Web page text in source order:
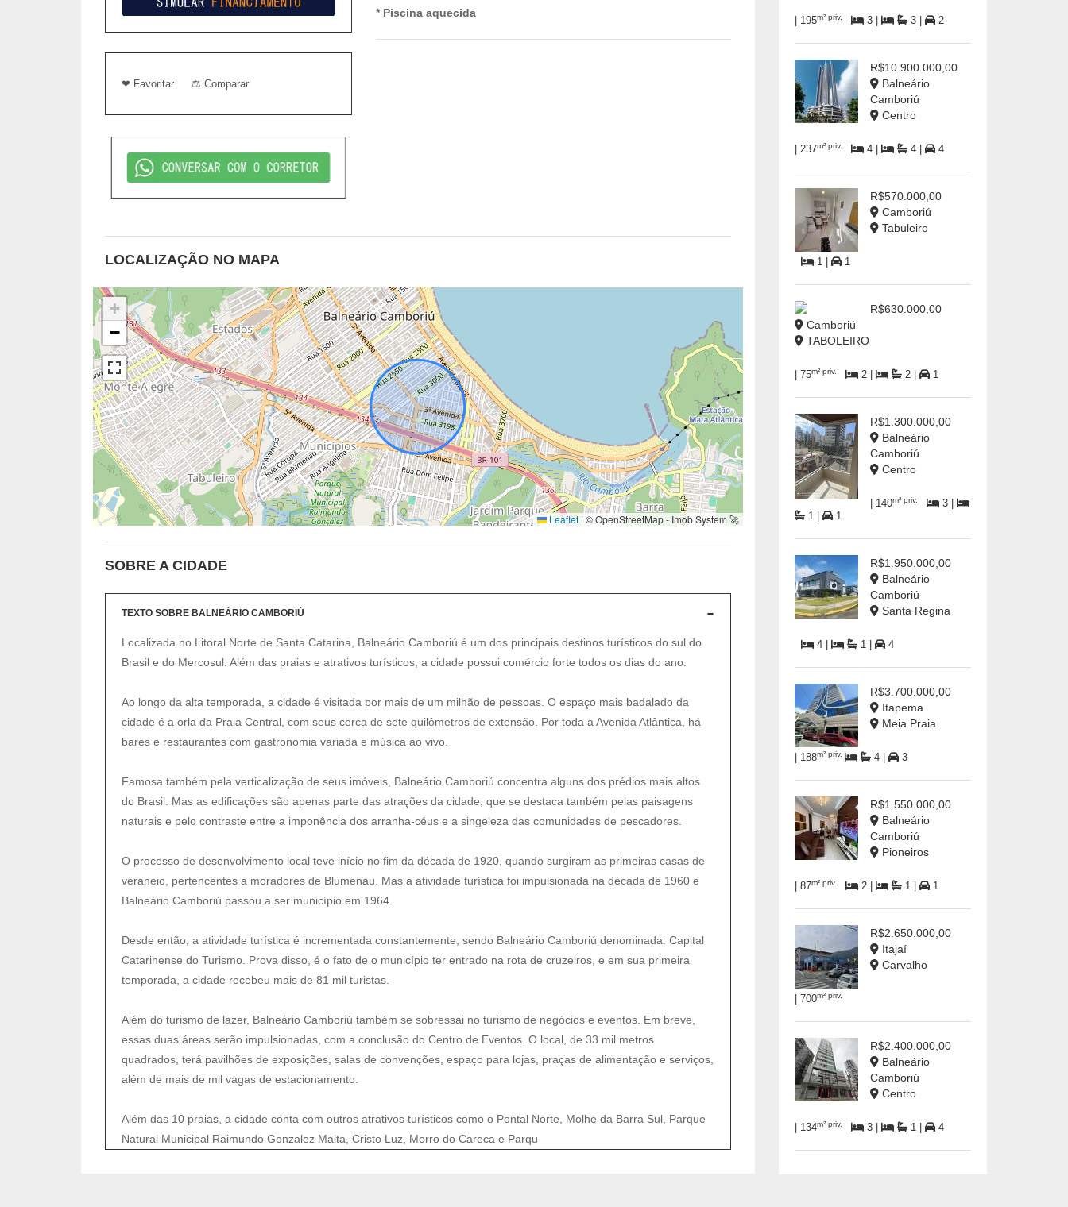
❤ Favoritar ⚖ Comparar
* Piscina aquecida
LOCALIZAÇÃO NO MAPA
+
−
Leaflet | © OpenStreetMap - Imob System 🚀
SOBRE A CIDADE
TEXTO SOBRE BALNEÁRIO CAMBORIÚ
Localizada no Litoral Norte de Santa Catarina, Balneário Camboriú é um dos principais destinos turísticos do sul do
Brasil e do Mercosul. Além das praias e atrativos turísticos, a cidade possui comércio forte todos os dias do ano.
Ao longo da alta temporada, a cidade é visitada por mais de um milhão de pessoas. O espaço mais badalado da
cidade é a orla da Praia Central, com seus cerca de sete quilômetros de extensão. Por toda a Avenida Atlântica, há
bares e restaurantes com gastronomia variada e música ao vivo.
Famosa também pela verticalização de seus imóveis, Balneário Camboriú concentra alguns dos prédios mais altos
do Brasil. Mas as edificações são apenas parte das atrações da cidade, que se destaca também pelas paisagens
naturais e pelo contraste entre a imponência dos arranha-céus e a singeleza das comunidades de pescadores.
O processo de desenvolvimento local teve início no fim da década de 1920, quando surgiram as primeiras casas de
veraneio, pertencentes a moradores de Blumenau. Mas a atividade turística foi impulsionada na década de 1960 e
Balneário Camboriú passou a ser município em 1964.
Desde então, a atividade turística é incrementada constantemente, sendo Balneário Camboriú denominada: Capital
Catarinense do Turismo. Prova disso, é o fato de o município ter entrado na rota de cruzeiros, e em sua primeira
temporada, a cidade recebeu mais de 81 mil turistas.
Além do turismo de lazer, Balneário Camboriú também se sobressai no turismo de negócios e eventos. Em breve,
essas duas áreas serão impulsionadas, com a conclusão do Centro de Eventos. O local, de 33 mil metros
quadrados, terá pavilhões de exposições, salas de convenções, espaço para lojas, praças de alimentação e serviços,
além de mais de mil vagas de estacionamento.
Além das 10 praias, a cidade conta com outros atrativos turísticos como o Pontal Norte, Molhe da Barra Sul, Parque
Natural Municipal Raimundo Gonzalez Malta, Cristo Luz, Morro do Careca e Parqu
| 195m² priv. 3 | 3 | 2
R$10.900.000,00
Balneário
Camboriú
Centro
| 237m² priv. 4 | 4 | 4
R$570.000,00
Camboriú
Tabuleiro
1 | 1
R$630.000,00
Camboriú
TABOLEIRO
| 75m² priv. 2 | 2 | 1
R$1.300.000,00
Balneário
Camboriú
Centro
| 140m² priv.
3 |
1 |
1
R$1.950.000,00
Balneário
Camboriú
Santa Regina
4 | 1 | 4
R$3.700.000,00
Itapema
Meia Praia
| 188m² priv. 4 | 3
R$1.550.000,00
Balneário
Camboriú
Pioneiros
| 87m² priv. 2 | 1 | 1
R$2.650.000,00
Itajaí
Carvalho
| 700m² priv.
R$2.400.000,00
Balneário
Camboriú
Centro
| 134m² priv. 3 | 1 | 4